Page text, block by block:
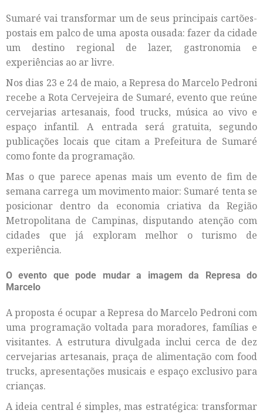
Sumaré vai transformar um de seus principais cartões-
postais em palco de uma aposta ousada: fazer da cidade
um destino regional de lazer, gastronomia e
experiências ao ar livre.
Nos dias 23 e 24 de maio, a Represa do Marcelo Pedroni
recebe a Rota Cervejeira de Sumaré, evento que reúne
cervejarias artesanais, food trucks, música ao vivo e
espaço infantil. A entrada será gratuita, segundo
publicações locais que citam a Prefeitura de Sumaré
como fonte da programação.
Mas o que parece apenas mais um evento de fim de
semana carrega um movimento maior: Sumaré tenta se
posicionar dentro da economia criativa da Região
Metropolitana de Campinas, disputando atenção com
cidades que já exploram melhor o turismo de
experiência.
O evento que pode mudar a imagem da Represa do
Marcelo
A proposta é ocupar a Represa do Marcelo Pedroni com
uma programação voltada para moradores, famílias e
visitantes. A estrutura divulgada inclui cerca de dez
cervejarias artesanais, praça de alimentação com food
trucks, apresentações musicais e espaço exclusivo para
crianças.
A ideia central é simples, mas estratégica: transformar